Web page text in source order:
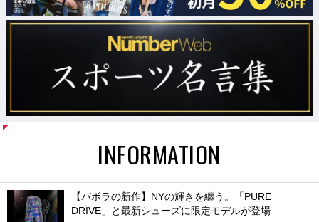
INFORMATION
【バボラの新作】NYの輝きを纏う。「PURE
DRIVE」と最新シューズに限定モデルが登場